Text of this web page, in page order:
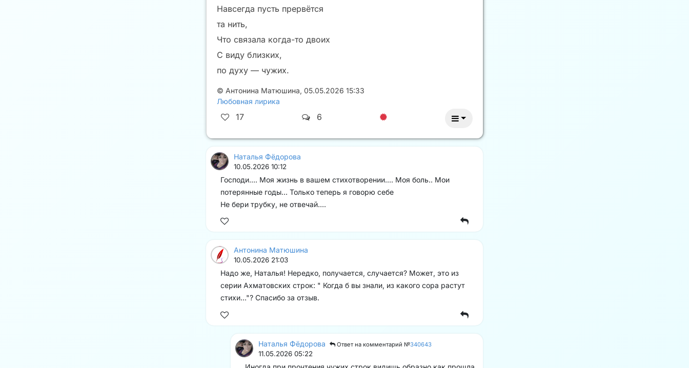
Навсегда пусть прервётся
та нить,
Что связала когда-то двоих
С виду близких,
по духу — чужих.
© Антонина Матюшина, 05.05.2026 15:33
Любовная лирика
17 6
Наталья Фёдорова
10.05.2026 10:12
Господи.... Моя жизнь в вашем стихотворении.... Моя боль.. Мои
потерянные годы... Только теперь я говорю себе
Не бери трубку, не отвечай....
Антонина Матюшина
10.05.2026 21:03
Надо же, Наталья! Нередко, получается, случается? Может, это из
серии Ахматовских строк: " Когда б вы знали, из какого сора растут
стихи..."? Спасибо за отзыв.
Наталья Фёдорова Ответ на комментарий №340643
11.05.2026 05:22